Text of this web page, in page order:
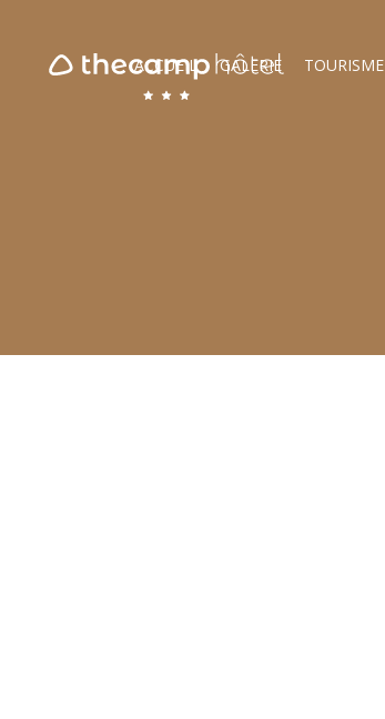
ACCUEIL GALERIE TOURISME